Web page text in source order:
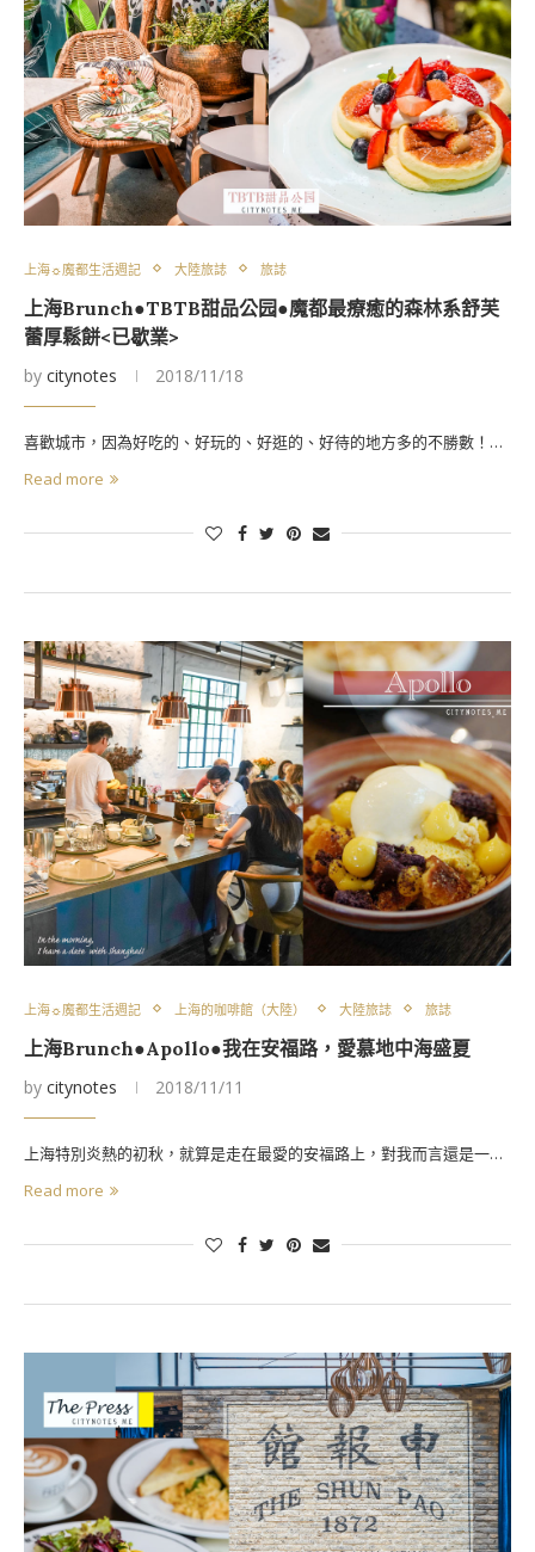
上海☼魔都生活週記 大陸旅誌 旅誌
上海Brunch●TBTB甜品公园●魔都最療癒的森林系舒芙
蕾厚鬆餅<已歇業>
by citynotes 2018/11/18
喜歡城市，因為好吃的、好玩的、好逛的、好待的地方多的不勝數！…
Read more
上海☼魔都生活週記 上海的咖啡館（大陸） 大陸旅誌 旅誌
上海Brunch●Apollo●我在安福路，愛慕地中海盛夏
by citynotes 2018/11/11
上海特別炎熱的初秋，就算是走在最愛的安福路上，對我而言還是一…
Read more